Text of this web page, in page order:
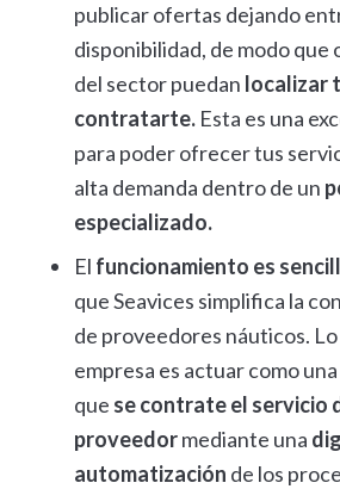
publicar ofertas dejando
disponibilidad, de modo que
del sector puedan localizar
contratarte. Esta es una
para poder ofrecer tus
alta demanda dentro de un
especializado.
El funcionamiento es
que Seavices simplifica la
de proveedores náuticos. Lo
empresa es actuar como
que se contrate el servicio
proveedormediante una
automatización de los